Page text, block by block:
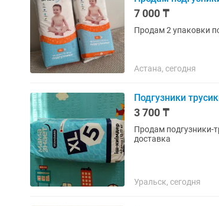
7 000 ₸
Астана, сегодня
Подгузники
3 700 ₸
Продам подгузники-
доставка
Уральск, сегодня